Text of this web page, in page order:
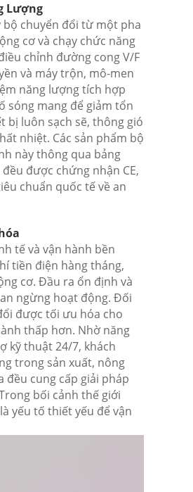
Lượng
bộ chuyển đổi từ một pha
cơ và chạy chức năng
chỉnh đường cong V/F
và máy trộn, mô-men
năng lượng tích hợp
sóng mang để giảm tổn
bị luôn sạch sẽ, thông gió
nhiệt. Các sản phẩm bộ
này thông qua bảng
được chứng nhận CE,
chuẩn quốc tế về an
tế và vận hành bền
tiền điện hàng tháng,
cơ. Đầu ra ổn định và
ngừng hoạt động. Đối
được tối ưu hóa cho
thấp hơn. Nhờ năng
kỹ thuật 24/7, khách
trong sản xuất, nông
đều cung cấp giải pháp
bối cảnh thế giới
yếu tố thiết yếu để vận